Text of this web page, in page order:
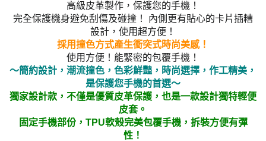
高級皮革製作，保護您的手機！
完全保護機身避免刮傷及碰撞！ 內側更有貼心的卡片插糟
設計，使用超方便！
採用撞色方式產生衝突式時尚美感！
使用方便！能緊密的包覆手機！
～簡約設計，潮流撞色，色彩鮮豔，時尚選擇，作工精美，
是保護您手機的首選～
獨家設計款，不僅是優質皮革保護，也是一款設計獨特輕便
皮套。
固定手機部份，TPU軟殼完美包覆手機，拆裝方便有彈
性！